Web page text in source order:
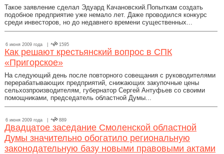
Такое заявление сделал Эдуард Качановский.Попыткам создать
подобное предприятие уже немало лет. Даже проводился конкурс
среди инвесторов, но до недавнего времени существенных...
6 июня 2009 года | 1595
Как решают крестьянский вопрос в СПК
«Пригорское»
На следующий день после повторного совещания с руководителями
перерабатывающих предприятий, снижающих закупочные цены
сельхозпроизводителям, губернатор Сергей Антуфьев со своими
помощниками, председатель областной Думы...
6 июня 2009 года | 889
Двадцатое заседание Смоленской областной
Думы значительно обогатило региональную
законодательную базу новыми правовыми актами